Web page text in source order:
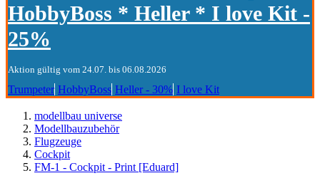
HobbyBoss * Heller * I love Kit -
25%
Aktion gültig vom 24.07. bis 06.08.2026
Trumpeter HobbyBoss Heller - 30% I love Kit
modellbau universe
Modellbauzubehör
Flugzeuge
Cockpit
FM-1 - Cockpit - Print [Eduard]